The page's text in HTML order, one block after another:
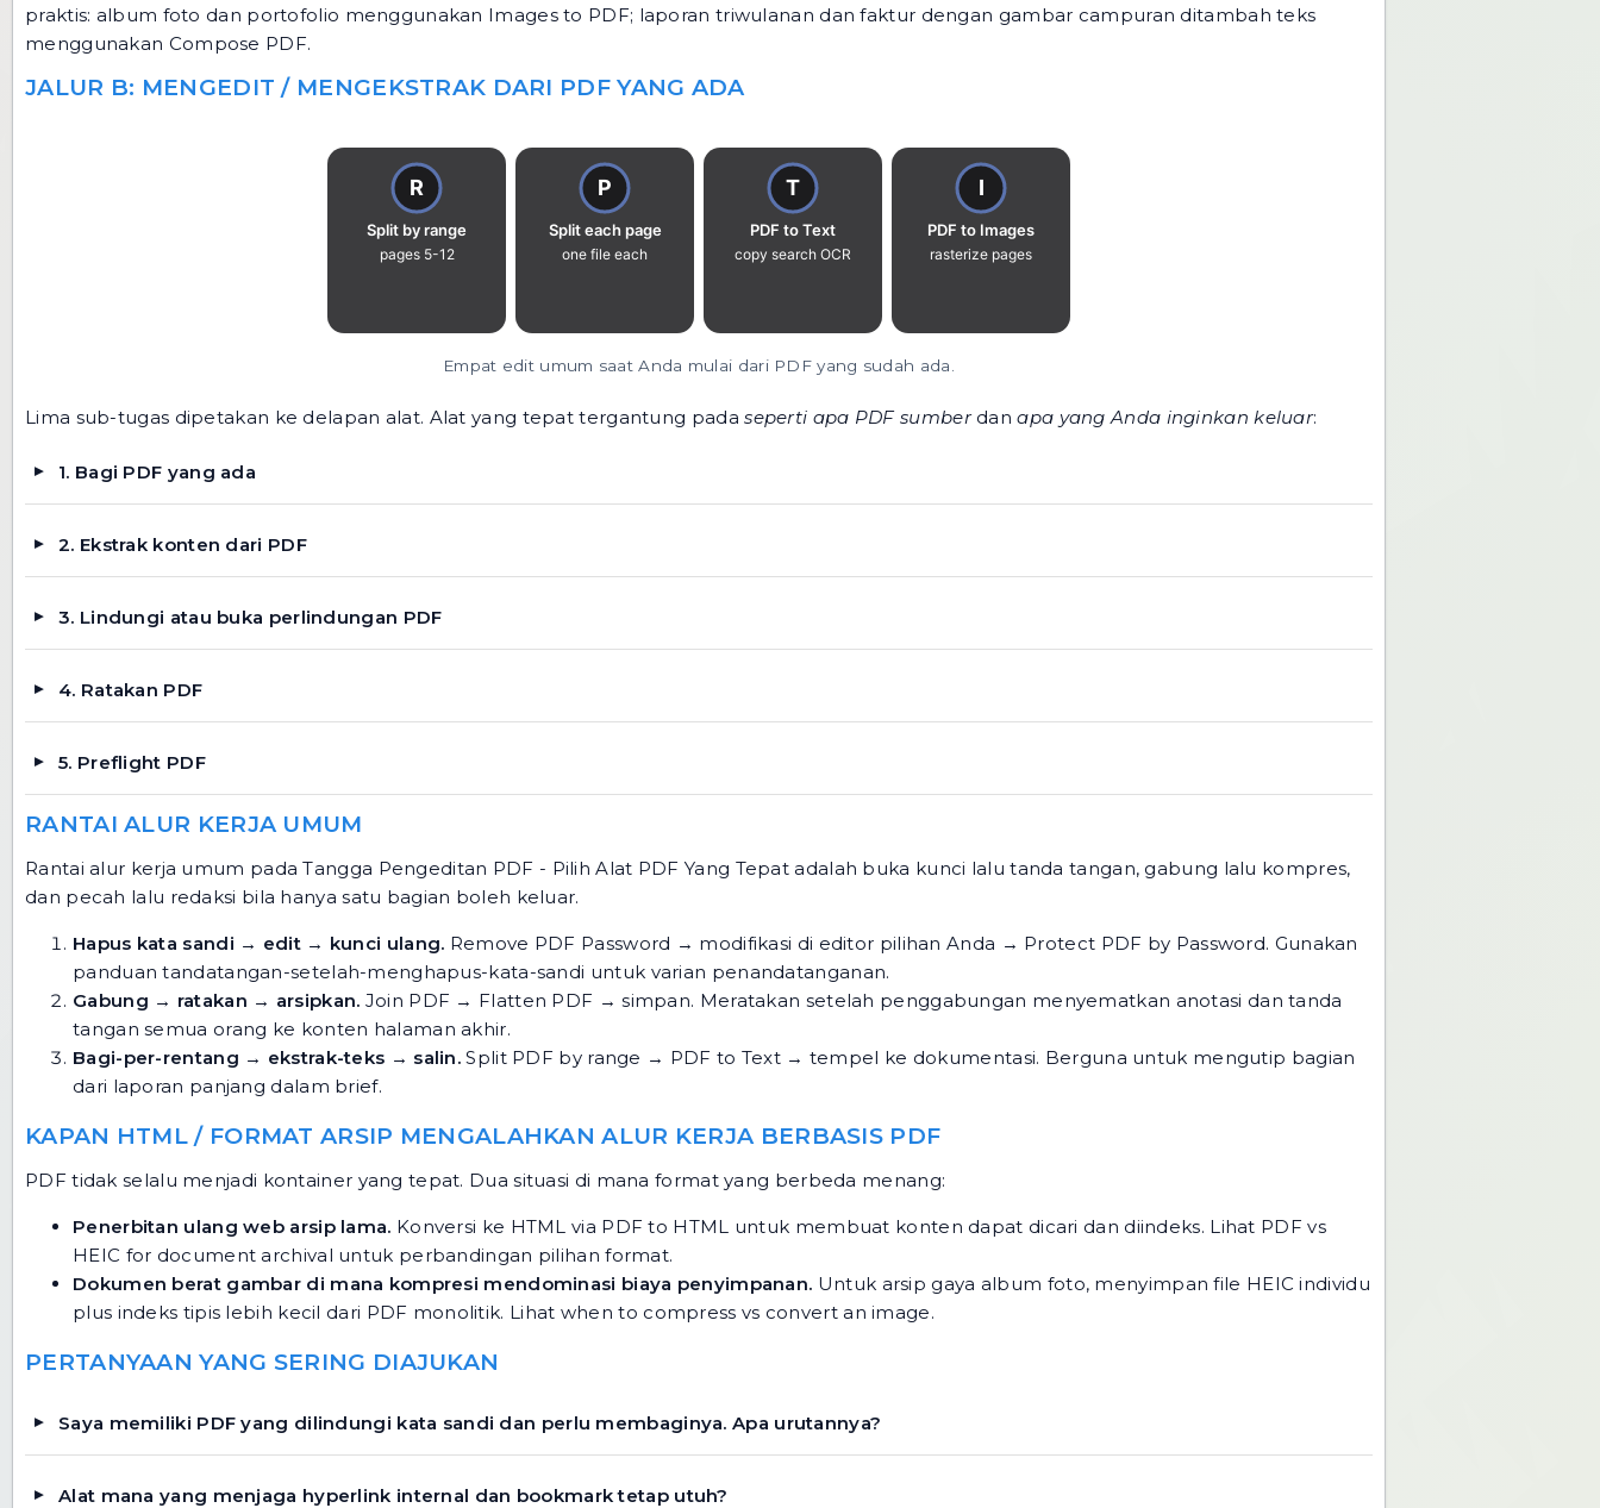
praktis: album foto dan portofolio menggunakan Images to PDF; laporan triwulanan dan faktur dengan gambar campuran ditambah teks
menggunakan Compose PDF.
JALUR B: MENGEDIT / MENGEKSTRAK DARI PDF YANG ADA
Empat edit umum saat Anda mulai dari PDF yang sudah ada.
Lima sub-tugas dipetakan ke delapan alat. Alat yang tepat tergantung padaseperti apa PDF sumberdanapa yang Anda inginkan keluar:
1. Bagi PDF yang ada
2. Ekstrak konten dari PDF
3. Lindungi atau buka perlindungan PDF
4. Ratakan PDF
5. Preflight PDF
RANTAI ALUR KERJA UMUM
Rantai alur kerja umum pada Tangga Pengeditan PDF - Pilih Alat PDF Yang Tepat adalah buka kunci lalu tanda tangan, gabung lalu kompres,
dan pecah lalu redaksi bila hanya satu bagian boleh keluar.
Hapus kata sandi → edit → kunci ulang. Remove PDF Password → modifikasi di editor pilihan Anda → Protect PDF by Password. Gunakan
panduan tandatangan-setelah-menghapus-kata-sandi untuk varian penandatanganan.
Gabung → ratakan → arsipkan. Join PDF → Flatten PDF → simpan. Meratakan setelah penggabungan menyematkan anotasi dan tanda
tangan semua orang ke konten halaman akhir.
Bagi-per-rentang → ekstrak-teks → salin. Split PDF by range → PDF to Text→ tempel ke dokumentasi. Berguna untuk mengutip bagian
dari laporan panjang dalam brief.
KAPAN HTML / FORMAT ARSIP MENGALAHKAN ALUR KERJA BERBASIS PDF
PDF tidak selalu menjadi kontainer yang tepat. Dua situasi di mana format yang berbeda menang:
Penerbitan ulang web arsip lama. Konversi ke HTML via PDF to HTML untuk membuat konten dapat dicari dan diindeks. Lihat PDF vs
HEIC for document archival untuk perbandingan pilihan format.
Dokumen berat gambar di mana kompresi mendominasi biaya penyimpanan. Untuk arsip gaya album foto, menyimpan file HEIC individu
plus indeks tipis lebih kecil dari PDF monolitik. Lihat when to compress vs convert an image.
PERTANYAAN YANG SERING DIAJUKAN
Saya memiliki PDF yang dilindungi kata sandi dan perlu membaginya. Apa urutannya?
Alat mana yang menjaga hyperlink internal dan bookmark tetap utuh?